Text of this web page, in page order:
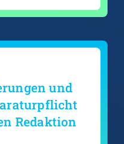
und
Redaktion